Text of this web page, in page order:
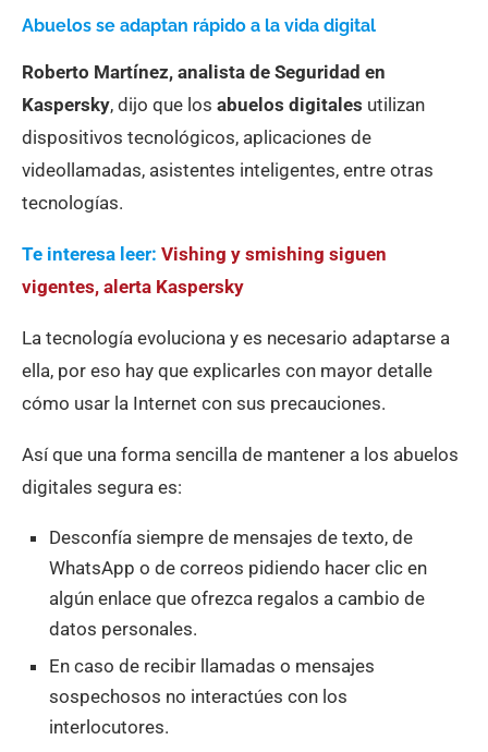
Abuelos se adaptan rápido a la vida digital
Roberto Martínez, analista de Seguridad en
Kaspersky, dijo que los abuelos digitales utilizan
dispositivos tecnológicos, aplicaciones de
videollamadas, asistentes inteligentes, entre otras
tecnologías.
Te interesa leer: Vishing y smishing siguen
vigentes, alerta Kaspersky
La tecnología evoluciona y es necesario adaptarse a
ella, por eso hay que explicarles con mayor detalle
cómo usar la Internet con sus precauciones.
Así que una forma sencilla de mantener a los abuelos
digitales segura es:
Desconfía siempre de mensajes de texto, de
WhatsApp o de correos pidiendo hacer clic en
algún enlace que ofrezca regalos a cambio de
datos personales.
En caso de recibir llamadas o mensajes
sospechosos no interactúes con los
interlocutores.